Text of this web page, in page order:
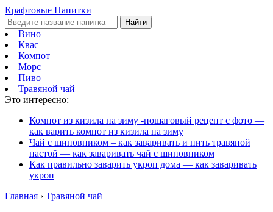
Крафтовые Напитки
Найти
Вино
Квас
Компот
Морс
Пиво
Травяной чай
Это интересно:
Компот из кизила на зиму -пошаговый рецепт с фото —
как варить компот из кизила на зиму
Чай с шиповником – как заваривать и пить травяной
настой — как заваривать чай с шиповником
Как правильно заварить укроп дома — как заваривать
укроп
Главная › Травяной чай